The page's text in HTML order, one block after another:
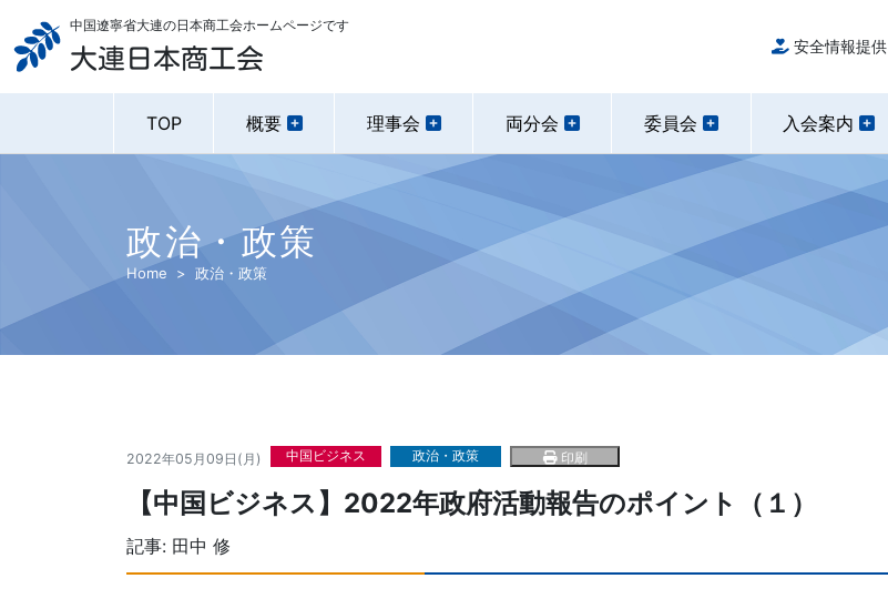
大連日本商工会
中国遼寧省大連の日本商工会ホームページです
安全情報提供
TOP 概要 理事会 両分会 委員会 入会案内
政治・政策
Home 政治・政策
2022年05月09日(月) 中国ビジネス 政治・政策 印刷
【中国ビジネス】2022年政府活動報告のポイント（１）
記事: 田中 修